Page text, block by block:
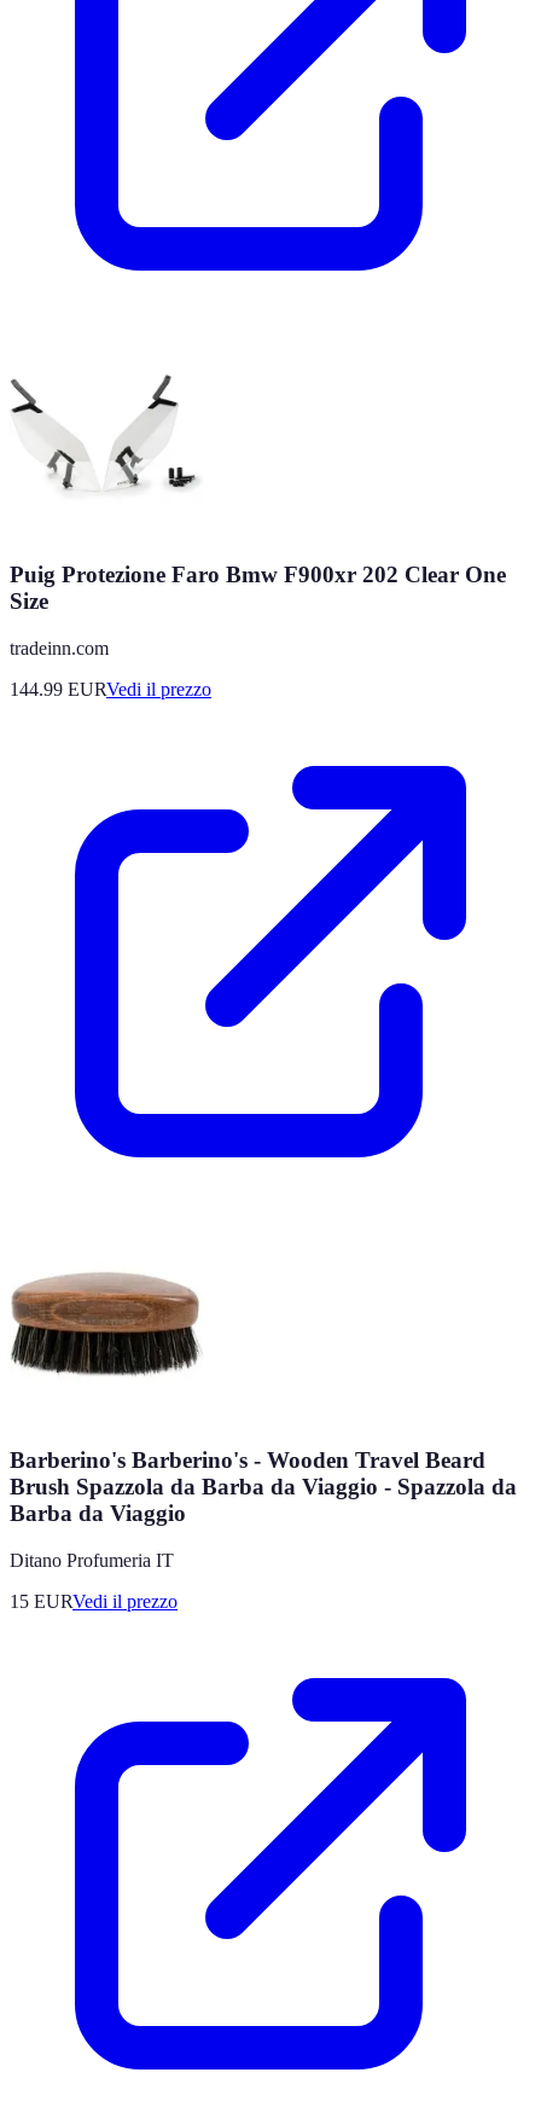
Puig Protezione Faro Bmw F900xr 202 Clear One
Size
tradeinn.com
144.99 EURVedi il prezzo
Barberino's Barberino's - Wooden Travel Beard
Brush Spazzola da Barba da Viaggio - Spazzola da
Barba da Viaggio
Ditano Profumeria IT
15 EURVedi il prezzo